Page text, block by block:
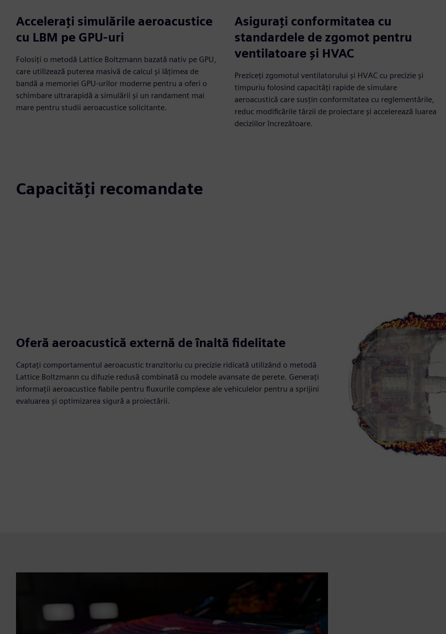
Accelerați simulările aeroacustice
cu LBM pe GPU-uri
Folosiți o metodă Lattice Boltzmann bazată nativ pe GPU,
care utilizează puterea masivă de calcul și lățimea de
bandă a memoriei GPU-urilor moderne pentru a oferi o
schimbare ultrarapidă a simulării și un randament mai
mare pentru studii aeroacustice solicitante.
Asigurați conformitatea cu
standardele de zgomot pentru
ventilatoare și HVAC
Preziceți zgomotul ventilatorului și HVAC cu precizie și
timpuriu folosind capacități rapide de simulare
aeroacustică care susțin conformitatea cu reglementările,
reduc modificările târzii de proiectare și accelerează luarea
deciziilor încrezătoare.
Capacități recomandate
Oferă aeroacustică externă de înaltă fidelitate
Captați comportamentul aeroacustic tranzitoriu cu precizie ridicată utilizând o metodă
Lattice Boltzmann cu difuzie redusă combinată cu modele avansate de perete. Generați
informații aeroacustice fiabile pentru fluxurile complexe ale vehiculelor pentru a sprijini
evaluarea și optimizarea sigură a proiectării.